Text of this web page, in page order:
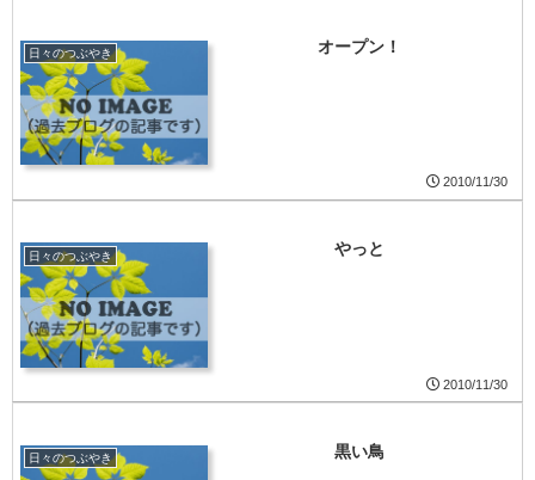
日々のつぶやき オープン！
2010/11/30
日々のつぶやき やっと
2010/11/30
日々のつぶやき 黒い鳥